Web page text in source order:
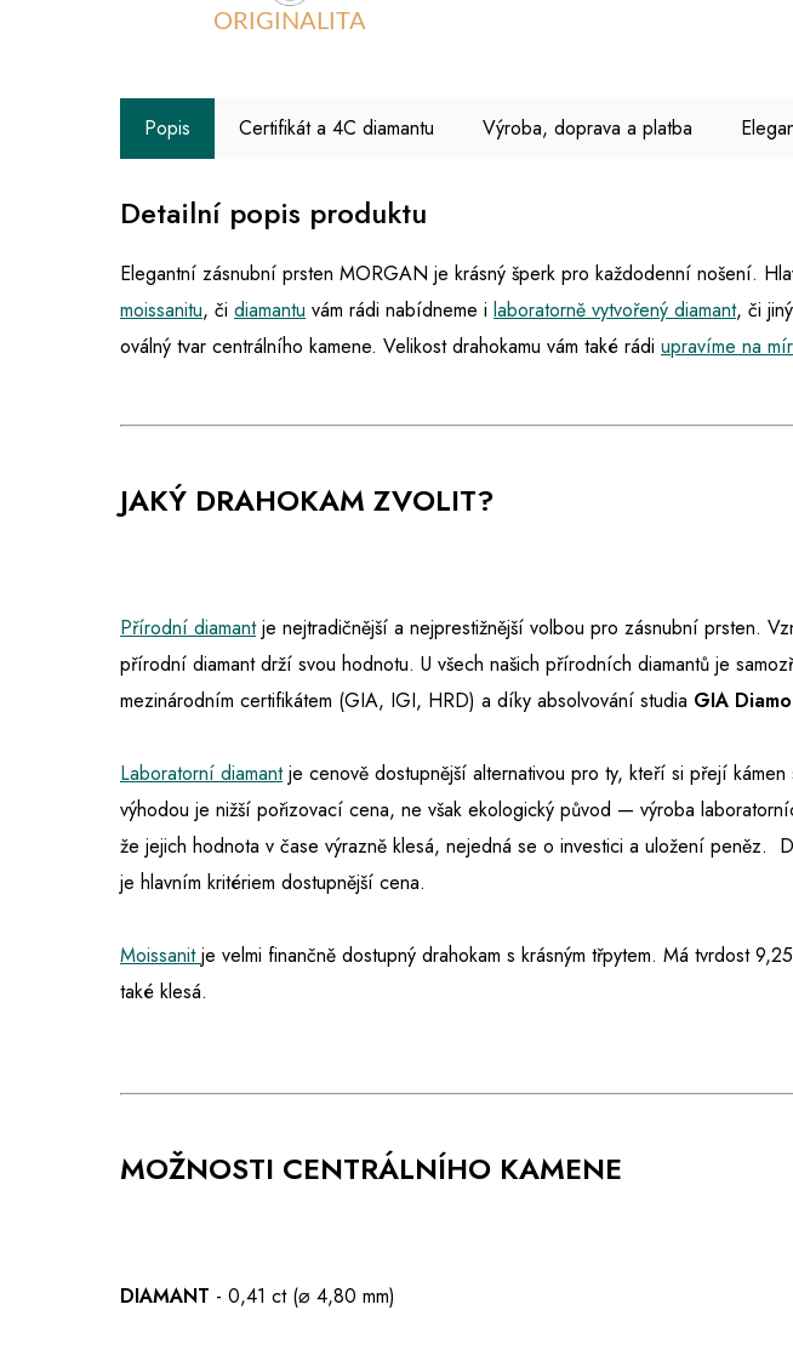
ORIGINALITA
Popis Certifikát a 4C diamantu Výroba, doprava a platba
Detailní popis produktu
Elegantní zásnubní prsten MORGAN je krásný šperk pro každodenní nošení.
moissanitu, či diamantu vám rádi nabídneme i laboratorně vytvořený diamant, či jiný
oválný tvar centrálního kamene. Velikost drahokamu vám také rádi upravíme na
JAKÝ DRAHOKAM ZVOLIT?
Přírodní diamantje nejtradičnější a nejprestižnější volbou pro zásnubní prsten.
přírodní diamant drží svou hodnotu. U všech našich přírodních diamantů je
mezinárodním certifikátem (GIA, IGI, HRD) a díky absolvování studia GIA
Laboratorní diamant je cenově dostupnější alternativou pro ty, kteří si přejí
výhodou je nižší pořizovací cena, ne však ekologický původ — výroba
že jejich hodnota v čase výrazně klesá, nejedná se o investici a uložení
je hlavním kritériem dostupnější cena.
Moissanit je velmi finančně dostupný drahokam s krásným třpytem. Má tvrdost
také klesá.
MOŽNOSTI CENTRÁLNÍHO KAMENE
DIAMANT - 0,41 ct (⌀ 4,80 mm)